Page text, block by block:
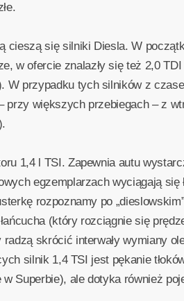
cieszą się silniki Diesla. W
w ofercie znalazły się też 2,0
przypadku tych silników z
większych przebiegach – z
1,4 l TSI. Zapewnia autu
egzemplarzach wyciągają
rozpoznamy po
(który rozciągnie się
skrócić interwały wymiany
silnik 1,4 TSI jest pękanie
Superbie), ale dotyka również